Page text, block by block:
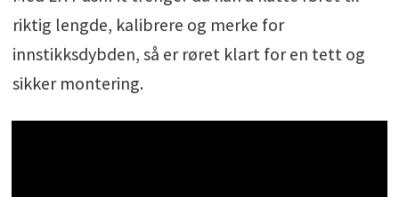
riktig lengde, kalibrere og merke for
innstikksdybden, så er røret klart for en tett og
sikker montering.